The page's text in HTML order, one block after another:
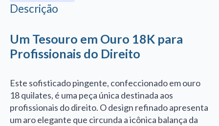
Descrição
Um Tesouro em Ouro 18K para
Profissionais do Direito
Este sofisticado pingente, confeccionado em ouro
18 quilates, é uma peça única destinada aos
profissionais do direito. O design refinado apresenta
um aro elegante que circunda a icônica balança da